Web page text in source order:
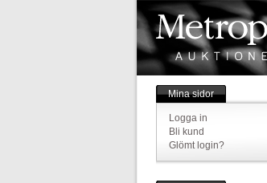
Mina sidor
Logga in
Bli kund
Glömt login?